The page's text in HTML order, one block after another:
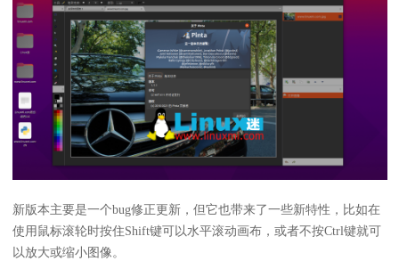
新版本主要是一个bug修正更新，但它也带来了一些新特性，比如在
使用鼠标滚轮时按住Shift键可以水平滚动画布，或者不按Ctrl键就可
以放大或缩小图像。